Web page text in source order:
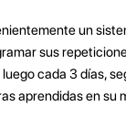
un
sus
cada 3 días,
aprendidas en su